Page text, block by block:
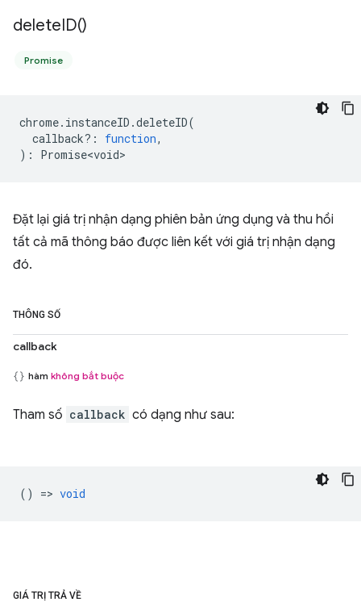
deleteID()
Promise
chrome. instanceID .deleteID(
callback? : function,
) : Promise<void>
Đặt lại giá trị nhận dạng phiên bản ứng dụng và thu hồi
tất cả mã thông báo được liên kết với giá trị nhận dạng
đó.
THÔNG SỐ
callback
hàm không bắt buộc
Tham số callback có dạng như sau:
() => void
GIÁ TRỊ TRẢ VỀ